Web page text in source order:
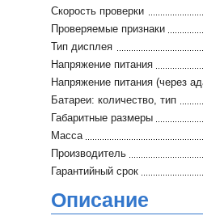
Скорость проверки
Проверяемые признаки
Тип дисплея
Напряжение питания
Напряжение питания (через
Батареи: количество, тип
Габаритные размеры
Масса
Производитель
Гарантийный срок
Описание